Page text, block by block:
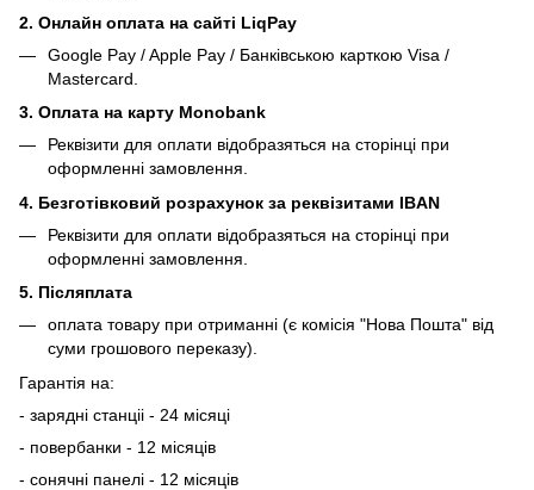
2. Онлайн оплата на сайті LiqPay
Google Pay / Apple Pay / Банківською карткою Visa /
Mastercard.
3. Оплата на карту Monobank
Реквізити для оплати відобразяться на сторінці при
оформленні замовлення.
4. Безготівковий розрахунок за реквізитами IBAN
Реквізити для оплати відобразяться на сторінці при
оформленні замовлення.
5. Післяплата
оплата товару при отриманні (є комісія "Нова Пошта" від
суми грошового переказу).
Гарантія на:
- зарядні станціі - 24 місяці
- повербанки - 12 місяців
- сонячні панелі - 12 місяців